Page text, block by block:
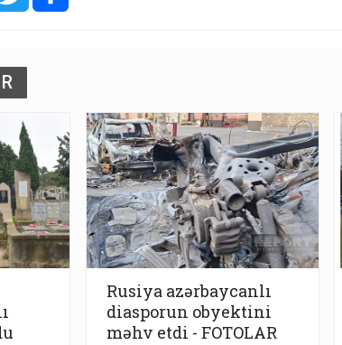
Rusiya azərbaycanlı
diasporun obyektini
məhv etdi - FOTOLAR